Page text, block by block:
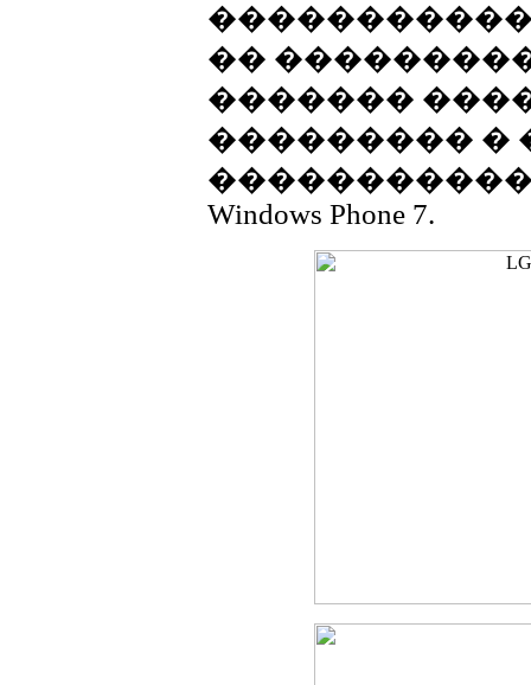
��
�������
��������� �
Windows Phone 7.